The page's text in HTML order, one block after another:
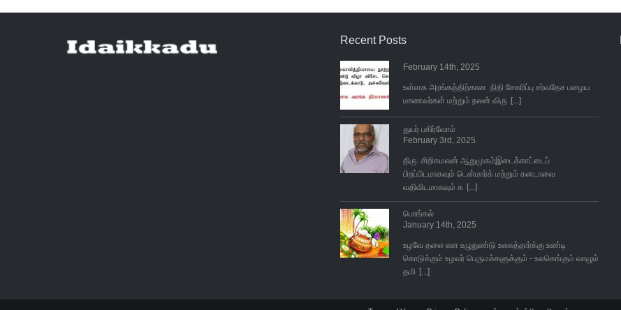
Recent Posts
February 14th, 2025
உள்ளக அரங்கத்திற்கான நிதி சேகரிப்பு சர்வதேச பழைய
மாணவர்கள் மற்றும் நலன் விரு [...]
துயர் பகிர்வோம்
February 3rd, 2025
திரு. சிறிகமலன் ஆறுமுகம்இடைக்காட்டைப்
பிறப்பிடமாகவும் டென்மார்க் மற்றும் கனடாவை
வதிவிடமாகவும் க [...]
பொங்கல்
January 14th, 2025
உழவே தலை என உழுதுண்டு உலகத்தார்க்கு உண்டி
கொடுக்கும் உழவர் பெருமக்களுக்கும் - உலகெங்கும் வாழும்
தமி [...]